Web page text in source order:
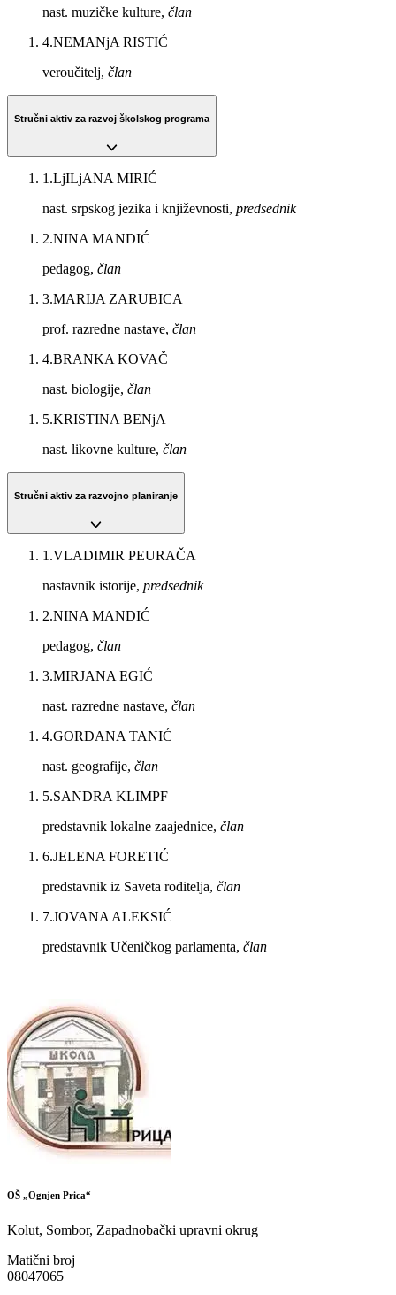
nast. muzičke kulture, član
4.NEMANjA RISTIĆ
veroučitelj, član
Stručni aktiv za razvoj školskog programa
1 .LjILjANA MIRIĆ
nast. srpskog jezika i književnosti, predsednik
2.NINA MANDIĆ
pedagog, član
3.MARIJA ZARUBICA
prof. razredne nastave, član
4.BRANKA KOVAČ
nast. biologije, član
5.KRISTINA BENjA
nast. likovne kulture, član
Stručni aktiv za razvojno planiranje
1 .VLADIMIR PEURAČA
nastavnik istorije, predsednik
2.NINA MANDIĆ
pedagog, član
3.MIRJANA EGIĆ
nast. razredne nastave, član
4.GORDANA TANIĆ
nast. geografije, član
5.SANDRA KLIMPF
predstavnik lokalne zaajednice, član
6.JELENA FORETIĆ
predstavnik iz Saveta roditelja, član
7.JOVANA ALEKSIĆ
predstavnik Učeničkog parlamenta, član
OŠ „Ognjen Prica“
Kolut, Sombor, Zapadnobački upravni okrug
Matični broj
08047065